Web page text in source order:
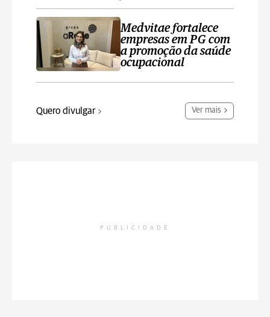
Medvitae fortalece
empresas em PG com
a promoção da saúde
ocupacional
Quero divulgar Ver mais
PUBLICIDADE